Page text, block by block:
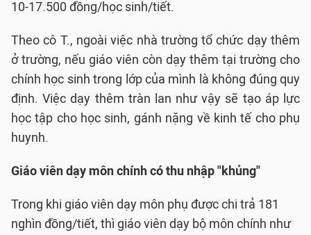
10-17.500 đồng/học sinh/tiết.
Theo cô T., ngoài việc nhà trường tổ chức dạy thêm
ở trường, nếu giáo viên còn dạy thêm tại trường cho
chính học sinh trong lớp của mình là không đúng quy
định. Việc dạy thêm tràn lan như vậy sẽ tạo áp lực
học tập cho học sinh, gánh nặng về kinh tế cho phụ
huynh.
Giáo viên dạy môn chính có thu nhập "khủng"
Trong khi giáo viên dạy môn phụ được chi trả 181
nghìn đồng/tiết, thì giáo viên dạy bộ môn chính như